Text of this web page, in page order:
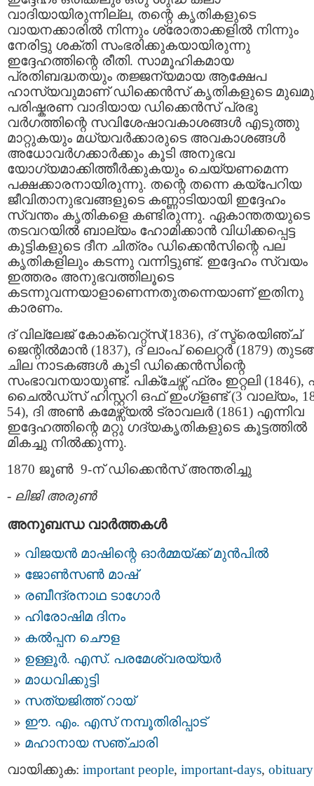
വാദിയായിരുന്നില്ല, തന്റെ കൃതികളുടെ
വായനക്കാരില്‍ നിന്നും ശ്രോതാക്കളില്‍ നിന്നും
നേരിട്ടു ശക്തി സംഭരിക്കുകയായിരുന്നു
ഇദ്ദേഹത്തിന്റെ രീതി. സാമൂഹികമായ
പ്രതിബദ്ധതയും തജ്ജന്യമായ ആക്ഷേപ
ഹാസ്യവുമാണ് ഡിക്കെന്‍സ് കൃതികളുടെ
പരിഷ്കരണ വാദിയായ ഡിക്കെന്‍സ് പ്രഭു
വര്‍ഗത്തിന്റെ സവിശേഷാവകാശങ്ങള്‍ എടുത്തു
മാറ്റുകയും മധ്യവര്‍ക്കാരുടെ അവകാശങ്ങള്‍
അധോവര്‍ഗക്കാര്‍ക്കും കൂടി അനുഭവ
യോഗ്യമാക്കിത്തീര്‍ക്കുകയും ചെയ്യണമെന്ന
പക്ഷക്കാരനായിരുന്നു. തന്റെ തന്നെ കയ്പേറിയ
ജീവിതാനുഭവങ്ങളുടെ കണ്ണാടിയായി ഇദ്ദേഹം
സ്വന്തം കൃതികളെ കണ്ടിരുന്നു. ഏകാന്തതയുടെ
തടവറയില്‍ ബാല്യം ഹോമിക്കാന്‍ വിധിക്കപ്പെട്ട
കുട്ടികളുടെ ദീന ചിത്രം ഡിക്കെന്‍സിന്റെ പല
കൃതികളിലും കടന്നു വന്നിട്ടുണ്ട്. ഇദ്ദേഹം സ്വയം
ഇത്തരം അനുഭവത്തിലൂടെ
കടന്നുവന്നയാളാണെന്നതുതന്നെയാണ് ഇതിനു
കാരണം.
ദ് വില്ലേജ് കോക്വെറ്റ്സ്(1836), ദ് സ്ട്രെയിഞ്ച്
ജെന്റില്‍മാന്‍ (1837), ദ് ലാംപ് ലൈറ്റര്‍ (1879)
ചില നാടകങ്ങള്‍ കൂടി ഡിക്കെന്‍സിന്റെ
സംഭാവനയായുണ്ട്. പിക്ചേഴ്സ് ഫ്രം ഇറ്റലി (1846),
ചൈല്‍ഡ്സ് ഹിസ്റ്ററി ഒഫ് ഇംഗ്ളണ്ട് (3 വാല്യം,
54), ദി അണ്‍ കമേഴ്സ്യല്‍ ട്രാവലര്‍ (1861) എന്നിവ
ഇദ്ദേഹത്തിന്റെ മറ്റു ഗദ്യകൃതികളുടെ കൂട്ടത്തില്‍
മികച്ചു നില്‍ക്കുന്നു.
1870 ജൂണ്‍ 9-ന് ഡിക്കെന്‍സ് അന്തരിച്ചു
- ലിജി അരുണ്‍
അനുബന്ധ വാര്‍ത്തകള്‍
വിജയന്‍ മാഷിന്റെ ഓര്‍മ്മയ്ക്ക് മുന്‍പില്‍
ജോണ്‍സണ്‍ മാഷ്‌
രബീന്ദ്രനാഥ ടാഗോര്‍
ഹിരോഷിമ ദിനം
കല്‍പ്പന ചൌള
ഉള്ളൂര്‍. എസ്. പരമേശ്വരയ്യര്‍
മാധവിക്കുട്ടി
സത്യജിത്ത് റായ്
ഈ. എം. എസ് നമ്പൂതിരിപ്പാട്
മഹാനായ സഞ്ചാരി
വായിക്കുക: important people, important-days, obituary